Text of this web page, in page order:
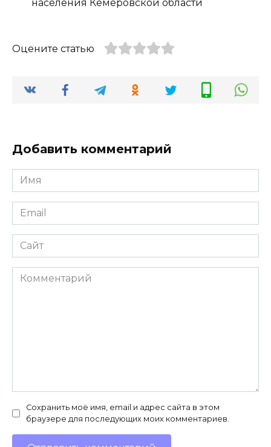
населения Кемеровской области
Оцените статью
Добавить комментарий
Имя
*
Email
*
Сайт
Комментарий
Сохранить моё имя, email и адрес сайта в этом
браузере для последующих моих комментариев.